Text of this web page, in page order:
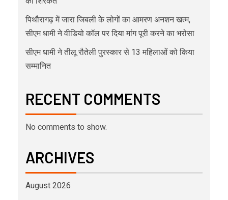
पिथौरागढ़ में जारा जिबली के लोगों का आमरण अनशन खत्म,
सीएम धामी ने वीडियो कॉल पर दिया मांग पूरी करने का भरोसा
सीएम धामी ने तीलू रौतेली पुरस्कार से 13 महिलाओं को किया
सम्मानित
RECENT COMMENTS
No comments to show.
ARCHIVES
August 2026